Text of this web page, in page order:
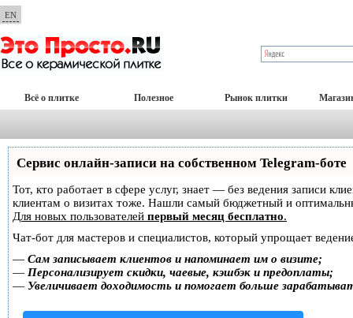
EN
Всё о плитке Полезное Рынок плитки
Сервис онлайн-записи на собственном Telegram-боте
Тот, кто работает в сфере услуг, знает — без ведения записи
клиентам о визитах тоже. Нашли самый бюджетный и
Для новых пользователей первый месяц бесплатно.
Чат-бот для мастеров и специалистов, который упрощает
— Сам записывает клиентов и напоминает им о визите;
— Персонализирует скидки, чаевые, кэшбэк и предоплаты;
— Увеличивает доходимость и помогает больше